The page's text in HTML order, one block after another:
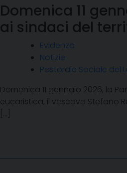
Domenica 11
ai sindaci del
Evidenza
Notizie
Pastorale Sociale del
Domenica 11 gennaio 2026, la
eucaristica, il vescovo Stefano